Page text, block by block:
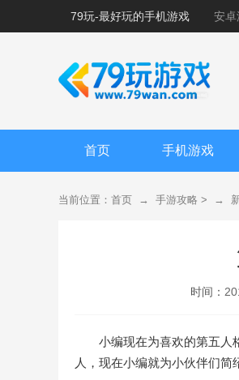
79玩-最好玩的手机游戏 安卓
首页 手机游戏
当前位置： 首页 → 手游攻略 > →
时间：
小编现在为喜欢的第五人
人，现在小编就为小伙伴们